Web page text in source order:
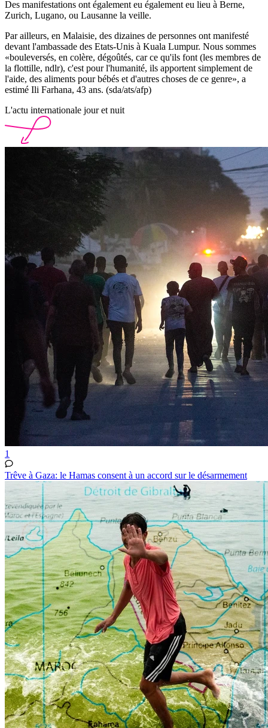
Des manifestations ont également eu également eu lieu à Berne,
Zurich, Lugano, ou Lausanne la veille.
Par ailleurs, en Malaisie, des dizaines de personnes ont manifesté
devant l'ambassade des Etats-Unis à Kuala Lumpur. Nous sommes
«bouleversés, en colère, dégoûtés, car ce qu'ils font (les membres de
la flottille, ndlr), c'est pour l'humanité, ils apportent simplement de
l'aide, des aliments pour bébés et d'autres choses de ce genre», a
estimé Ili Farhana, 43 ans. (sda/ats/afp)
L'actu internationale jour et nuit
1
Trêve à Gaza: le Hamas consent à un accord sur le désarmement